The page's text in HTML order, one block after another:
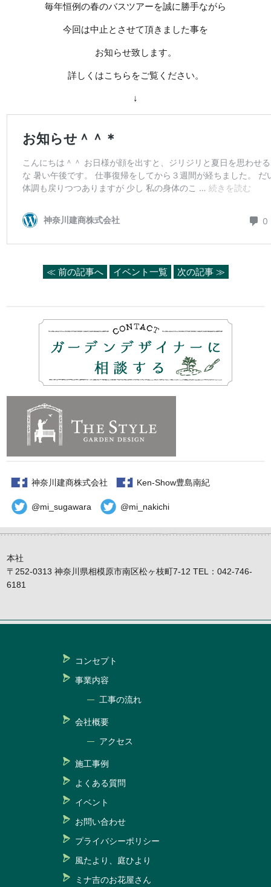
毎年恒例の春のバスツアーを誠に勝手ながら
今回は中止とさせて頂きました事を
お知らせ致します。
詳しくはこちらをご覧ください。
↓
≪ 前の記事へ イベント一覧 次の記事 ≫
神奈川建商株式会社 Ken-Show豊島南紀
@mi_sugawara @mi_nakichi
本社
〒252-0313 神奈川県相模原市南区松ヶ枝町7-12 TEL：042-746-
6181
コンセプト
事業内容
工事の流れ
会社概要
アクセス
施工事例
よくある質問
イベント
お問い合わせ
プライバシーポリシー
風たより、庭ひより
ミナ吉のお花屋さん